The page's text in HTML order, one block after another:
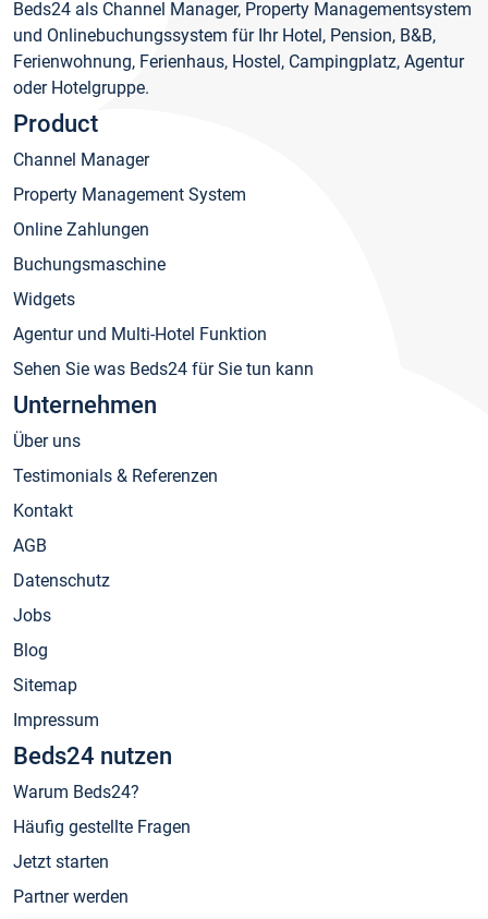
Beds24 als Channel Manager, Property Managementsystem
und Onlinebuchungssystem für Ihr Hotel, Pension, B&B,
Ferienwohnung, Ferienhaus, Hostel, Campingplatz, Agentur
oder Hotelgruppe.
Product
Channel Manager
Property Management System
Online Zahlungen
Buchungsmaschine
Widgets
Agentur und Multi-Hotel Funktion
Sehen Sie was Beds24 für Sie tun kann
Unternehmen
Über uns
Testimonials & Referenzen
Kontakt
AGB
Datenschutz
Jobs
Blog
Sitemap
Impressum
Beds24 nutzen
Warum Beds24?
Häufig gestellte Fragen
Jetzt starten
Partner werden